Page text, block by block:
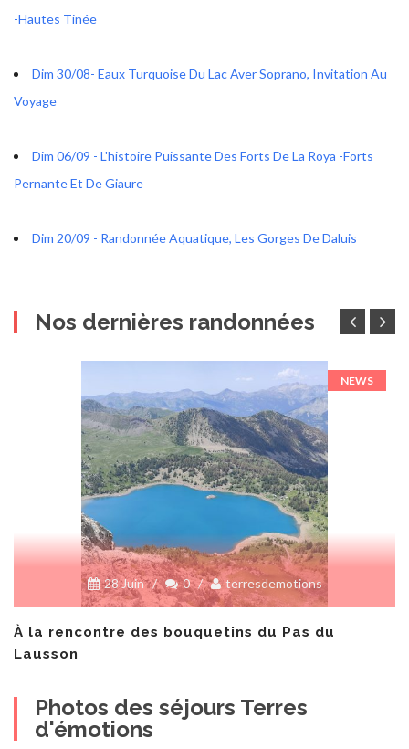
-Hautes Tinée
Dim 30/08- Eaux Turquoise Du Lac Aver Soprano, Invitation Au
Voyage
Dim 06/09 - L'histoire Puissante Des Forts De La Roya -Forts
Pernante Et De Giaure
Dim 20/09 - Randonnée Aquatique, Les Gorges De Daluis
Nos dernières randonnées
NEWS
28 Juin / 0 / terresdemotions
À la rencontre des bouquetins du Pas du
Lausson
Photos des séjours Terres
d'émotions